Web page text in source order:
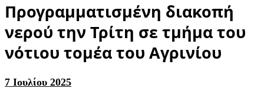
Προγραμματισμένη διακοπή
νερού την Τρίτη σε τμήμα του
νότιου τομέα του Αγρινίου
7 Ιουλίου 2025